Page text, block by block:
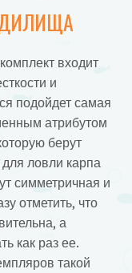
входит
и
подойдет самая
атрибутом
берут
ловли карпа
симметричная и
отметить, что
а
как раз ее.
такой